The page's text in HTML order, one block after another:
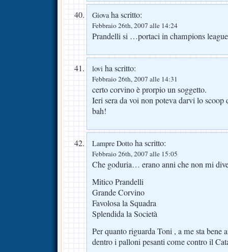
Giovaha scritto:
Febbraio 26th, 2007 alle 14:24
Prandelli si …portaci in champions
lovi ha scritto:
Febbraio 26th, 2007 alle 14:31
certo corvino è prorpio un soggetto.
Ieri sera da voi non poteva darvi lo
bah!
Lampre Dotto ha scritto:
Febbraio 26th, 2007 alle 15:05
Che goduria… erano anni che non mi
Mitico Prandelli
Grande Corvino
Favolosa la Squadra
Splendida la Società
Per quanto riguarda Toni , a me sta bene
dentro i palloni pesanti come contro il